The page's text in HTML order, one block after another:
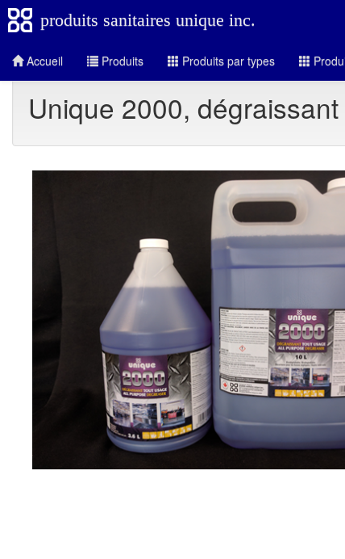
produits sanitaires unique inc.
Accueil Produits Produits par types
Unique 2000,